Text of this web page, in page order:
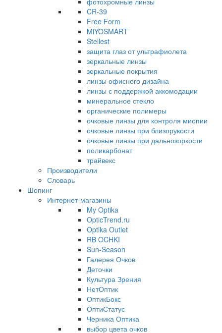
CR-39
Free Form
MiYOSMART
Stellest
защита глаз от ультрафиолета
зеркальные линзы
зеркальные покрытия
линзы офисного дизайна
линзы с поддержкой аккомодации
минеральное стекло
органические полимеры
очковые линзы для контроля миопии
очковые линзы при близорукости
очковые линзы при дальнозоркости
поликарбонат
трайвекс
Производители
Словарь
Шопинг
Интернет-магазины
My Optika
OpticTrend.ru
Optika Outlet
RB OCHKI
Sun-Season
Галерея Очков
Деточки
Культура Зрения
НетОптик
ОптикБокс
ОптиСтатус
Черника Оптика
выбор цвета очков